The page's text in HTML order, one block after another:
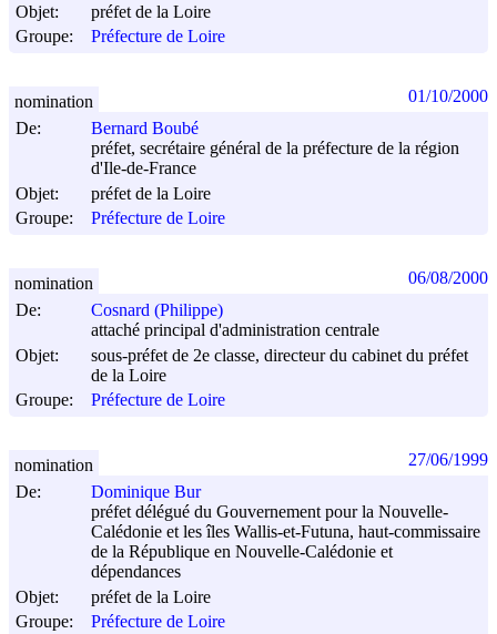
Objet:
préfet de la Loire
Groupe:
Préfecture de Loire
De:
Bernard Boubé
préfet, secrétaire général de la préfecture de la région
d'Ile-de-France
Objet:
préfet de la Loire
Groupe:
Préfecture de Loire
nomination 01/10/2000
De:
Cosnard (Philippe)
attaché principal d'administration centrale
Objet:
sous-préfet de 2e classe, directeur du cabinet du préfet
de la Loire
Groupe:
Préfecture de Loire
nomination 06/08/2000
De:
Dominique Bur
préfet délégué du Gouvernement pour la Nouvelle-
Calédonie et les îles Wallis-et-Futuna, haut-commissaire
de la République en Nouvelle-Calédonie et
dépendances
Objet:
préfet de la Loire
Groupe:
Préfecture de Loire
nomination 27/06/1999